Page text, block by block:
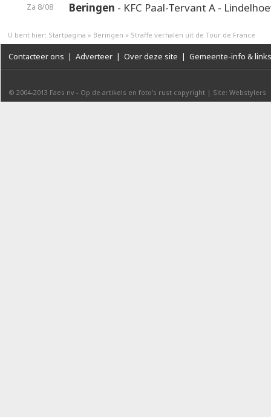
Za 8/08 Beringen - KFC Paal-Tervant A -
U bent hier: Startpagina » Beringen » Straffe verhalen uit de Tour de France
Contacteer ons | Adverteer | Over deze site | Gemeente-info & links
© 2004-2013 Faes nv - Op de artikels en foto’s rust copyright | Site: Webstylers